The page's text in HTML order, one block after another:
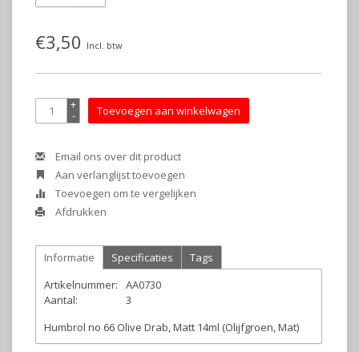
€3,50 Incl. btw
+
- Toevoegen aan winkelwagen
Email ons over dit product
Aan verlanglijst toevoegen
Toevoegen om te vergelijken
Afdrukken
Informatie Specificaties
Tags
Artikelnummer:
AA0730
Aantal:
3
Humbrol no 66 Olive Drab, Matt 14ml (Olijfgroen, Mat)